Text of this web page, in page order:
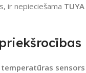
ir nepieciešama
sensors